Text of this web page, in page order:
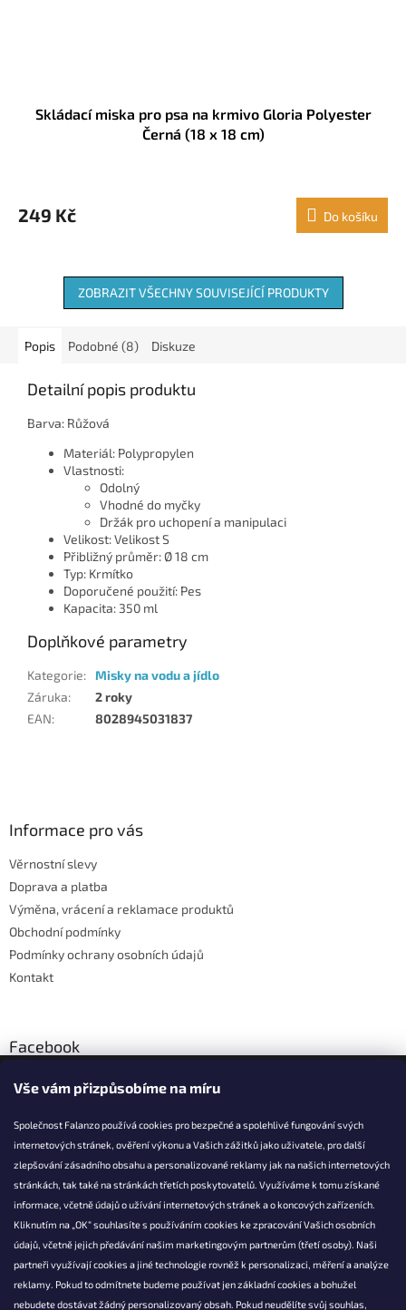
Vše vám přizpůsobíme na míru
Společnost Falanzo používá cookies pro bezpečné a spolehlivé fungování svých
internetových stránek, ověření výkonu a Vašich zážitků jako uživatele, pro další
zlepšování zásadního obsahu a personalizované reklamy jak na našich internetových
stránkách, tak také na stránkách třetích poskytovatelů. Využíváme k tomu získané
informace, včetně údajů o užívání internetových stránek a o koncových zařízeních.
Kliknutím na „OK“ souhlasíte s používáním cookies ke zpracování Vašich osobních
údajů, včetně jejich předávání našim marketingovým partnerům (třetí osoby). Naši
partneři využívají cookies a jiné technologie rovněž k personalizaci, měření a analýze
reklamy. Pokud to odmítnete budeme používat jen základní cookies a bohužel
nebudete dostávat žádný personalizovaný obsah. Pokud neudělíte svůj souhlas,
Skládací miska pro psa na krmivo Gloria Polyester
Černá (18 x 18 cm)
249 Kč Do košíku
ZOBRAZIT VŠECHNY SOUVISEJÍCÍ PRODUKTY
Popis Podobné (8) Diskuze
Detailní popis produktu
Barva: Růžová
Materiál: Polypropylen
Vlastnosti:
Odolný
Vhodné do myčky
Držák pro uchopení a manipulaci
Velikost: Velikost S
Přibližný průměr: Ø 18 cm
Typ: Krmítko
Doporučené použití: Pes
Kapacita: 350 ml
Doplňkové parametry
Kategorie: Misky na vodu a jídlo
Záruka:
2 roky
EAN: 8028945031837
Informace pro vás
Věrnostní slevy
Doprava a platba
Výměna, vrácení a reklamace produktů
Obchodní podmínky
Podmínky ochrany osobních údajů
Kontakt
Facebook
KONTAKT
info@falanzo.cz
Falanzo.cz
FalanzoCZ